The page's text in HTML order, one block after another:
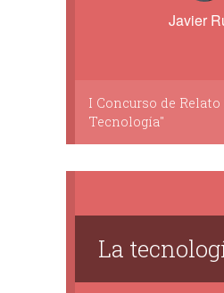
Javier
I Concurso de
Tecnología"
La